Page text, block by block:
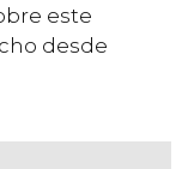
este
desde